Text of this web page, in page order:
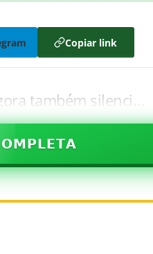
Copiar link
também silenci…